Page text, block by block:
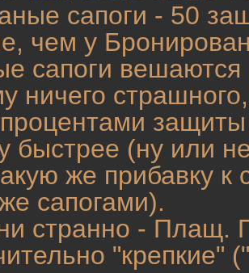
сапоги - 50
чем у
сапоги
ничего
быстрее (ну или
же прибавку к
сапогами).
странно - Плащ.
"крепкие"